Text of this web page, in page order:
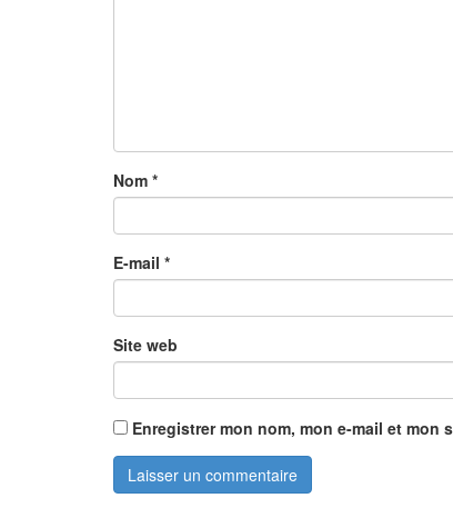
Nom *
E-mail *
Site web
Enregistrer mon nom, mon e-mail et